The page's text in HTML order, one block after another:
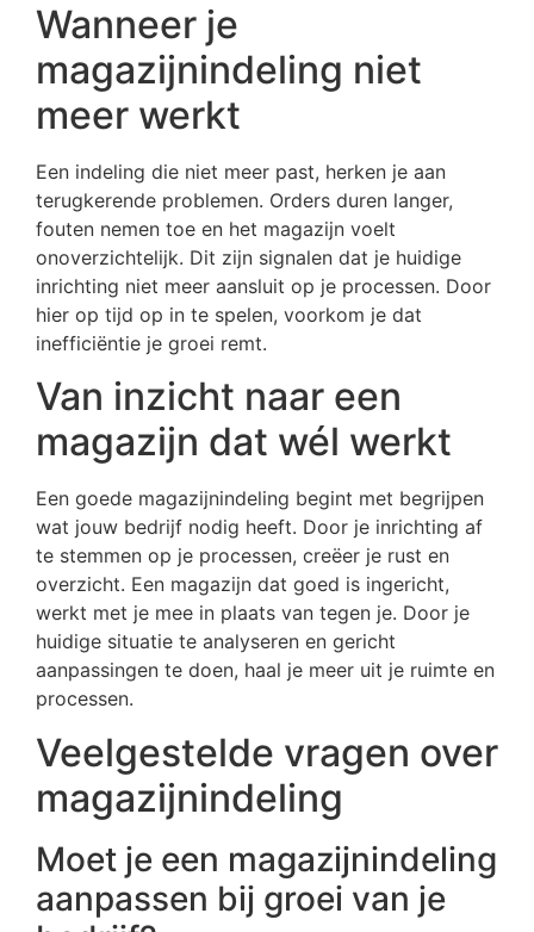
Wanneer je
magazijnindeling niet
meer werkt
Een indeling die niet meer past, herken je aan
terugkerende problemen. Orders duren langer,
fouten nemen toe en het magazijn voelt
onoverzichtelijk. Dit zijn signalen dat je huidige
inrichting niet meer aansluit op je processen. Door
hier op tijd op in te spelen, voorkom je dat
inefficiëntie je groei remt.
Van inzicht naar een
magazijn dat wél werkt
Een goede magazijnindeling begint met begrijpen
wat jouw bedrijf nodig heeft. Door je inrichting af
te stemmen op je processen, creëer je rust en
overzicht. Een magazijn dat goed is ingericht,
werkt met je mee in plaats van tegen je. Door je
huidige situatie te analyseren en gericht
aanpassingen te doen, haal je meer uit je ruimte en
processen.
Veelgestelde vragen over
magazijnindeling
Moet je een magazijnindeling
aanpassen bij groei van je